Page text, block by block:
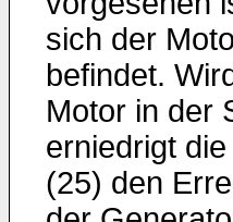
sich der
befindet.
Motor in der
erniedrigt
(25) den